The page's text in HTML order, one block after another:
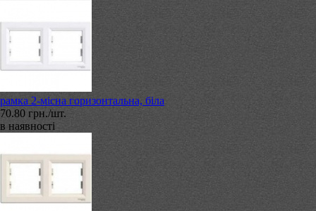
рамка 2-місна горизонтальна, біла
70.80 грн./шт.
в наявності